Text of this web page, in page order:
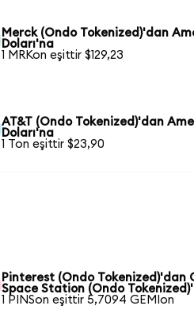
Merck (Ondo Tokenized)'dan
Doları'na
1 MRKon eşittir $129,23
AT&T (Ondo Tokenized)'dan
Doları'na
1 Ton eşittir $23,90
Pinterest (Ondo Tokenized)'dan
Space Station (Ondo
1 PINSon eşittir 5,7094 GEMIon